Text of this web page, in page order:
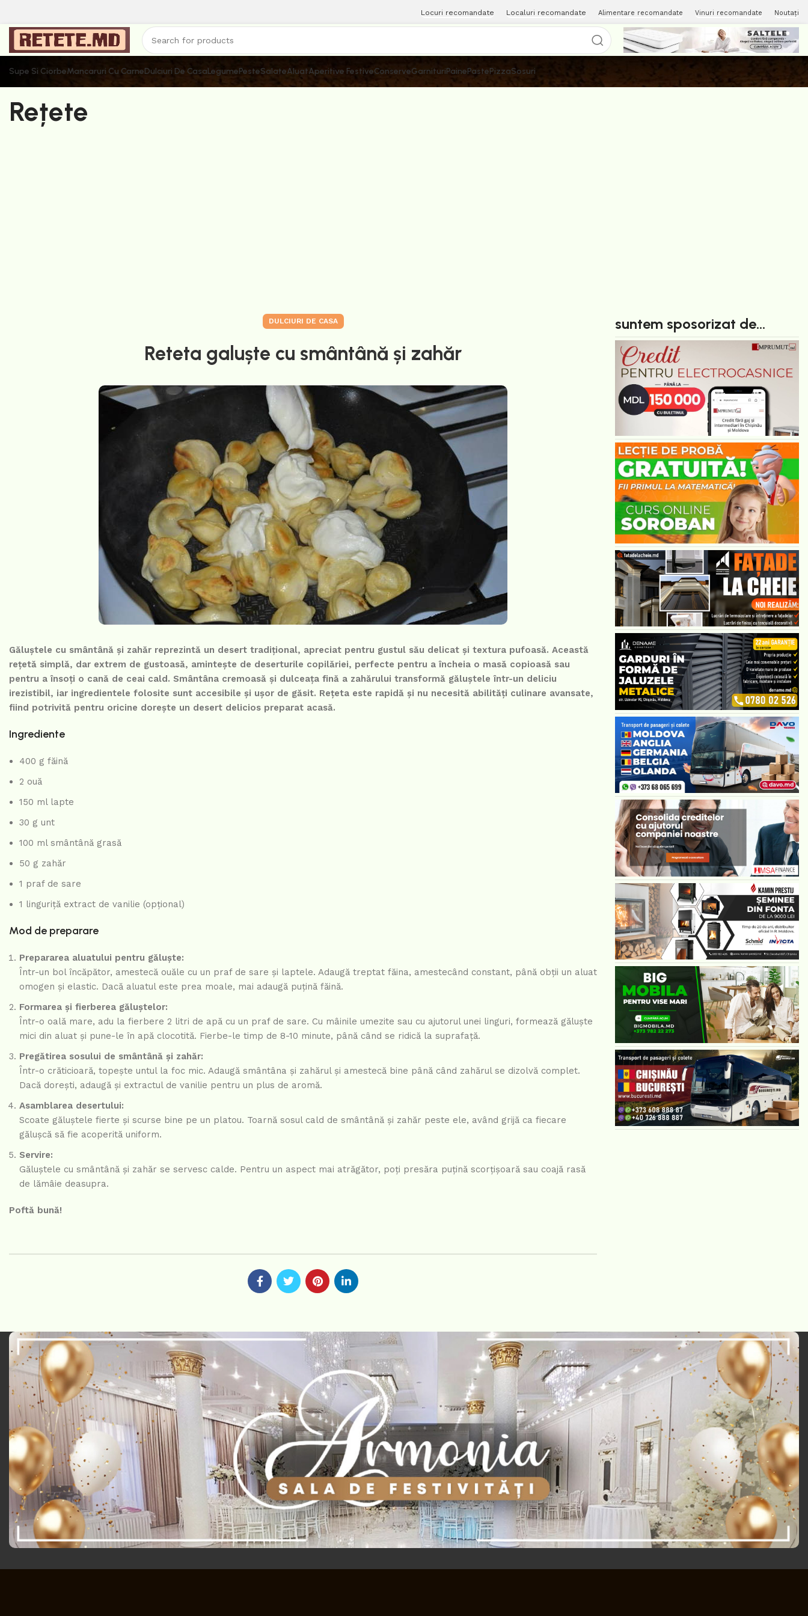
Locuri recomandate Localuri recomandate Alimentare recomandate Vinuri recomandate Noutați
Supe Si CiorbeMancaruri Cu CarneDulciuri De CasaLegumePesteSalateAluatAperitive FestiveConserveGarnituriPainePastePizzaSosuri
Rețete
DULCIURI DE CASA
Reteta galuște cu smântână și zahăr
Găluștele cu smântână și zahăr reprezintă un desert tradițional, apreciat pentru gustul său delicat și textura pufoasă. Această
rețetă simplă, dar extrem de gustoasă, amintește de deserturile copilăriei, perfecte pentru a încheia o masă copioasă sau
pentru a însoți o cană de ceai cald. Smântâna cremoasă și dulceața fină a zahărului transformă găluștele într-un deliciu
irezistibil, iar ingredientele folosite sunt accesibile și ușor de găsit. Rețeta este rapidă și nu necesită abilități culinare avansate,
fiind potrivită pentru oricine dorește un desert delicios preparat acasă.
Ingrediente
400 g făină
2 ouă
150 ml lapte
30 g unt
100 ml smântână grasă
50 g zahăr
1 praf de sare
1 linguriță extract de vanilie (opțional)
Mod de preparare
Prepararea aluatului pentru găluște:
Într-un bol încăpător, amestecă ouăle cu un praf de sare și laptele. Adaugă treptat făina, amestecând constant, până obții un aluat
omogen și elastic. Dacă aluatul este prea moale, mai adaugă puțină făină.
Formarea și fierberea găluștelor:
Într-o oală mare, adu la fierbere 2 litri de apă cu un praf de sare. Cu mâinile umezite sau cu ajutorul unei linguri, formează găluște
mici din aluat și pune-le în apă clocotită. Fierbe-le timp de 8-10 minute, până când se ridică la suprafață.
Pregătirea sosului de smântână și zahăr:
Într-o crăticioară, topește untul la foc mic. Adaugă smântâna și zahărul și amestecă bine până când zahărul se dizolvă complet.
Dacă dorești, adaugă și extractul de vanilie pentru un plus de aromă.
Asamblarea desertului:
Scoate găluștele fierte și scurse bine pe un platou. Toarnă sosul cald de smântână și zahăr peste ele, având grijă ca fiecare
gălușcă să fie acoperită uniform.
Servire:
Găluștele cu smântână și zahăr se servesc calde. Pentru un aspect mai atrăgător, poți presăra puțină scorțișoară sau coajă rasă
de lămâie deasupra.
Poftă bună!
suntem sposorizat de...